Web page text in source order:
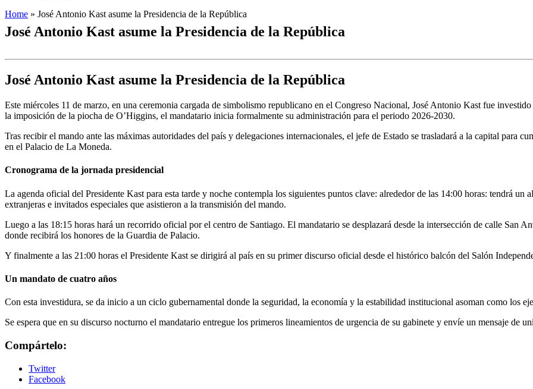
Home » José Antonio Kast asume la Presidencia de la República
José Antonio Kast asume la Presidencia de la República
José Antonio Kast asume la Presidencia de la República
Este miércoles 11 de marzo, en una ceremonia cargada de simbolismo republicano en el Congreso Nacional, José Antonio Kast fue
la imposición de la piocha de O’Higgins, el mandatario inicia formalmente su administración para el periodo 2026-2030.
Tras recibir el mando ante las máximas autoridades del país y delegaciones internacionales, el jefe de Estado se trasladará a la capital para
en el Palacio de La Moneda.
Cronograma de la jornada presidencial
La agenda oficial del Presidente Kast para esta tarde y noche contempla los siguientes puntos clave: alrededor de las 14:00 horas: tendrá un
extranjeras e invitados especiales que asistieron a la transmisión del mando.
Luego a las 18:15 horas hará un recorrido oficial por el centro de Santiago. El mandatario se desplazará desde la intersección de calle San
donde recibirá los honores de la Guardia de Palacio.
Y finalmente a las 21:00 horas el Presidente Kast se dirigirá al país en su primer discurso oficial desde el histórico balcón del Salón
Un mandato de cuatro años
Con esta investidura, se da inicio a un ciclo gubernamental donde la seguridad, la economía y la estabilidad institucional asoman como los
Se espera que en su discurso nocturno el mandatario entregue los primeros lineamientos de urgencia de su gabinete y envíe un mensaje de
Compártelo:
Twitter
Facebook